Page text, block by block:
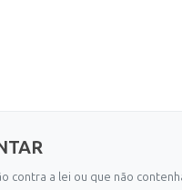
contra a lei ou que não